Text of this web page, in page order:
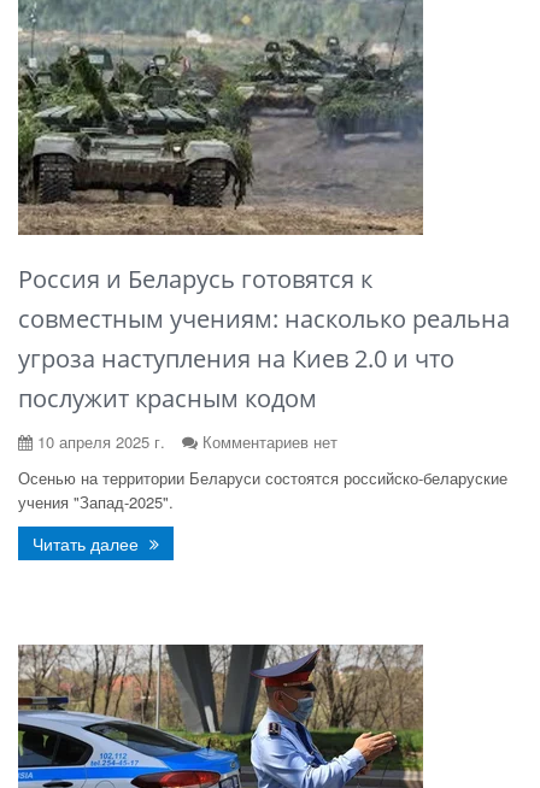
Россия и Беларусь готовятся к
совместным учениям: насколько реальна
угроза наступления на Киев 2.0 и что
послужит красным кодом
10 апреля 2025 г.
Комментариев нет
Осенью на территории Беларуси состоятся российско-беларуские
учения "Запад-2025".
Читать далее